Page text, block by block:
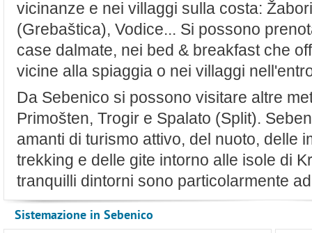
vicinanze e nei villaggi sulla costa:
(Grebaštica), Vodice... Si possono
case dalmate, nei bed & breakfast che
vicine alla spiaggia o nei villaggi
Da Sebenico si possono visitare altre
Primošten, Trogir e Spalato (Split).
amanti di turismo attivo, del nuoto, delle
trekking e delle gite intorno alle isole di
tranquilli dintorni sono particolarmente
Sistemazione in Sebenico